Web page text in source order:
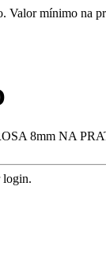
Valor mínimo na
8mm NA
login.